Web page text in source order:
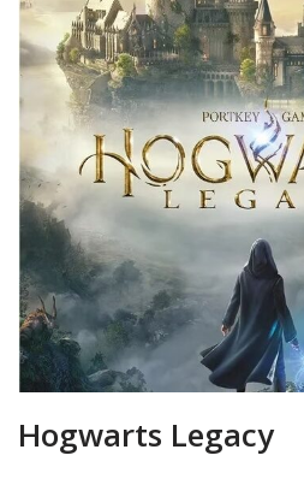
Hogwarts Legacy